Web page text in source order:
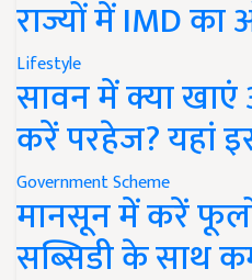
राज्यों में IMD
Lifestyle
सावन में क्या
करें परहेज? यहां
Government Scheme
मानसून में करें
सब्सिडी के साथ